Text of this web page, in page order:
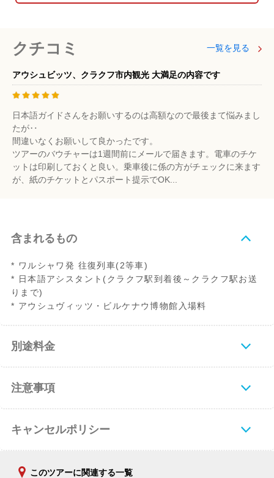
クチコミ 一覧を見る
アウシュビッツ、クラクフ市内観光 大満足の内容です
日本語ガイドさんをお願いするのは高額なので最後まて悩みまし
たが‥
間違いなくお願いして良かったです。
ツアーのバウチャーは1週間前にメールで届きます。電車のチケ
ットは印刷しておくと良い。乗車後に係の方がチェックに来ます
が、紙のチケットとパスポート提示でOK...
含まれるもの
* ワルシャワ発 往復列車(2等車)
* 日本語アシスタント(クラクフ駅到着後～クラクフ駅お送
りまで)
* アウシュヴィッツ・ビルケナウ博物館入場料
別途料金
注意事項
キャンセルポリシー
このツアーに関連する一覧